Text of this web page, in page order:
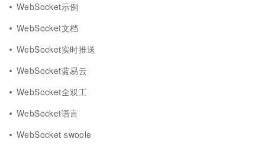
WebSocket示例
WebSocket文档
WebSocket实时推送
WebSocket蓝易云
WebSocket全双工
WebSocket语言
WebSocket swoole